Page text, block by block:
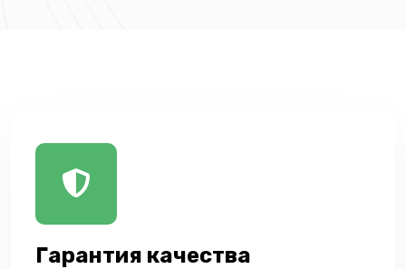
Гарантия качества